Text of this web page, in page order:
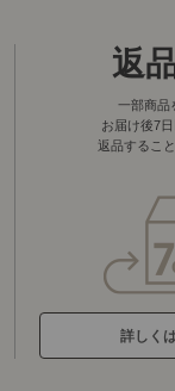
返
一部商品
お届け後7
返品するこ
詳しく